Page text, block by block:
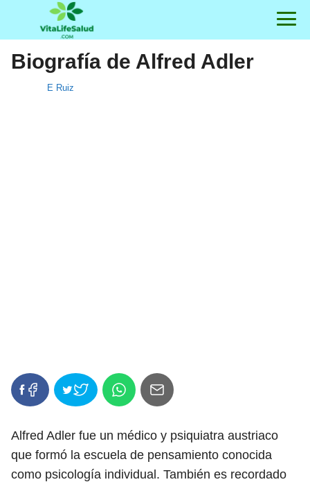
Biografía de Alfred Adler
E Ruiz
Alfred Adler fue un médico y psiquiatra austriaco
que formó la escuela de pensamiento conocida
como psicología individual. También es recordado